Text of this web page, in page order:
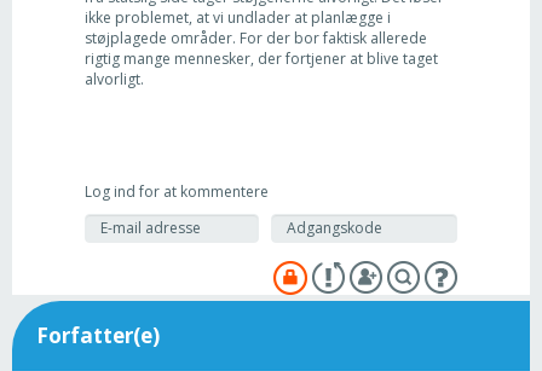
ikke problemet, at vi undlader at planlægge i
støjplagede områder. For der bor faktisk allerede
rigtig mange mennesker, der fortjener at blive taget
alvorligt.
Log ind for at kommentere
Forfatter(e)